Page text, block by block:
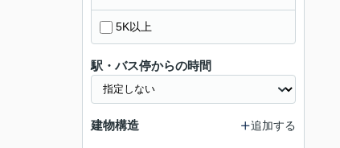
5K以上
駅・バス停からの時間
建物構造 追加する